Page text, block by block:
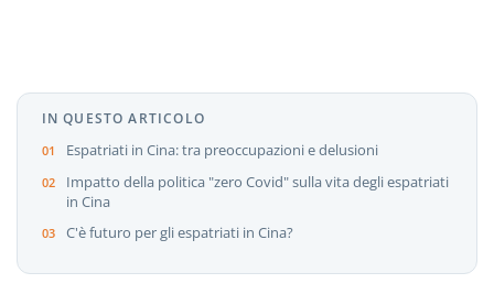
IN QUESTO ARTICOLO
Espatriati in Cina: tra preoccupazioni e delusioni
Impatto della politica "zero Covid" sulla vita degli espatriati
in Cina
C'è futuro per gli espatriati in Cina?